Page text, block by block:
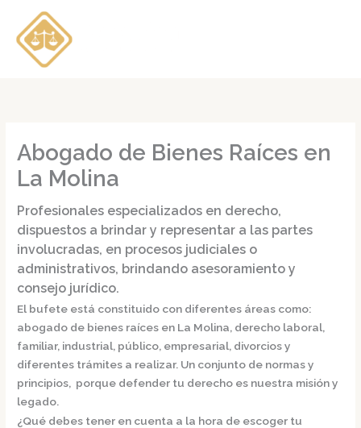
contenido
Abogado de Bienes Raíces en
La Molina
Profesionales especializados en derecho,
dispuestos a brindar y representar a las partes
involucradas, en procesos judiciales o
administrativos, brindando asesoramiento y
consejo jurídico.
El bufete está constituido con diferentes áreas como:
abogado de bienes raíces en La Molina, derecho laboral,
familiar, industrial, público, empresarial, divorcios y
diferentes trámites a realizar. Un conjunto de normas y
principios, porque defender tu derecho es nuestra misión y
legado.
¿Qué debes tener en cuenta a la hora de escoger tu